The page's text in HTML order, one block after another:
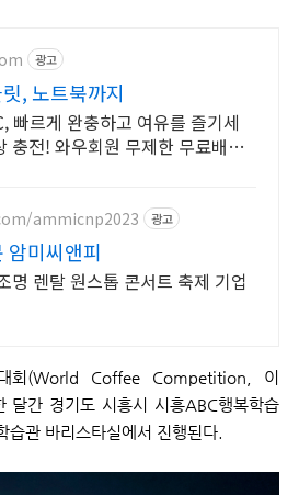
광고
, 노트북까지
빠르게 완충하고 여유를 즐기세
충전! 와우회원 무제한 무료배송
ammicnp2023 광고
암미씨앤피
명 렌탈 원스톱 콘서트 축제 기업
회 (World Coffee Competition, 이
달간 경기도 시흥시 시흥ABC행복학습
습관 바리스타실에서 진행된다